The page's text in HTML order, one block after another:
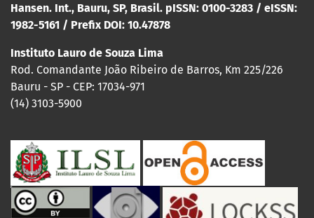
Hansen. Int., Bauru, SP, Brasil. pISSN: 0100-3283 / eISSN:
1982-5161 / Prefix DOI: 10.47878
Instituto Lauro de Souza Lima
Rod. Comandante João Ribeiro de Barros, Km 225/226
Bauru - SP - CEP: 17034-971
(14) 3103-5900